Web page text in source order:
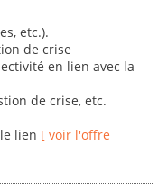
etc.).
de crise
en lien avec la
de crise, etc.
lien [ voir l'offre